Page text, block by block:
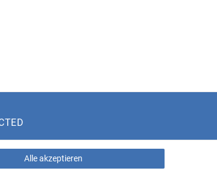
Alle akzeptieren